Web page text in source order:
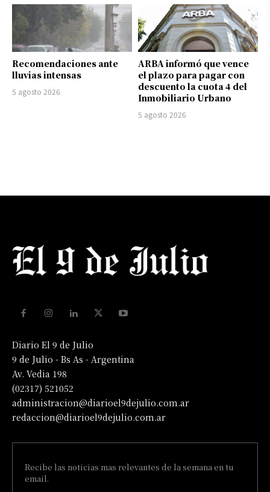
Recomendaciones ante
lluvias intensas
5 agosto 2026
ARBA informó que vence
el plazo para pagar con
descuento la cuota 4 del
Inmobiliario Urbano
5 agosto 2026
Diario El 9 de Julio
9 de Julio - Bs As - Argentina
Av. Vedia 198
(02317) 521052
administracion@diarioel9dejulio.com.ar
redaccion@diarioel9dejulio.com.ar
Recibe las noticias mas relevantes de la semana en tu
email.